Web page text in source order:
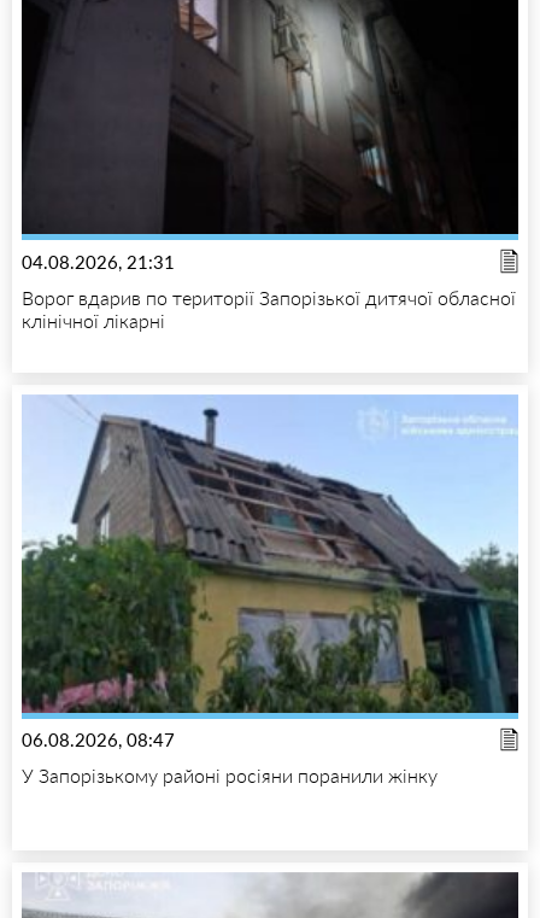
04.08.2026, 21:31
Ворог вдарив по території Запорізької дитячої обласної
клінічної лікарні
06.08.2026, 08:47
У Запорізькому районі росіяни поранили жінку